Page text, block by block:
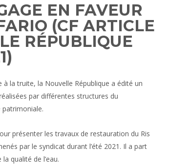
EN FAVEUR
(CF ARTICLE
RÉPUBLIQUE
à la truite, la Nouvelle République a édité un
par différentes structures du
présenter les travaux de restauration du Ris
par le syndicat durant l’été 2021. Il a part
qualité de l’eau.